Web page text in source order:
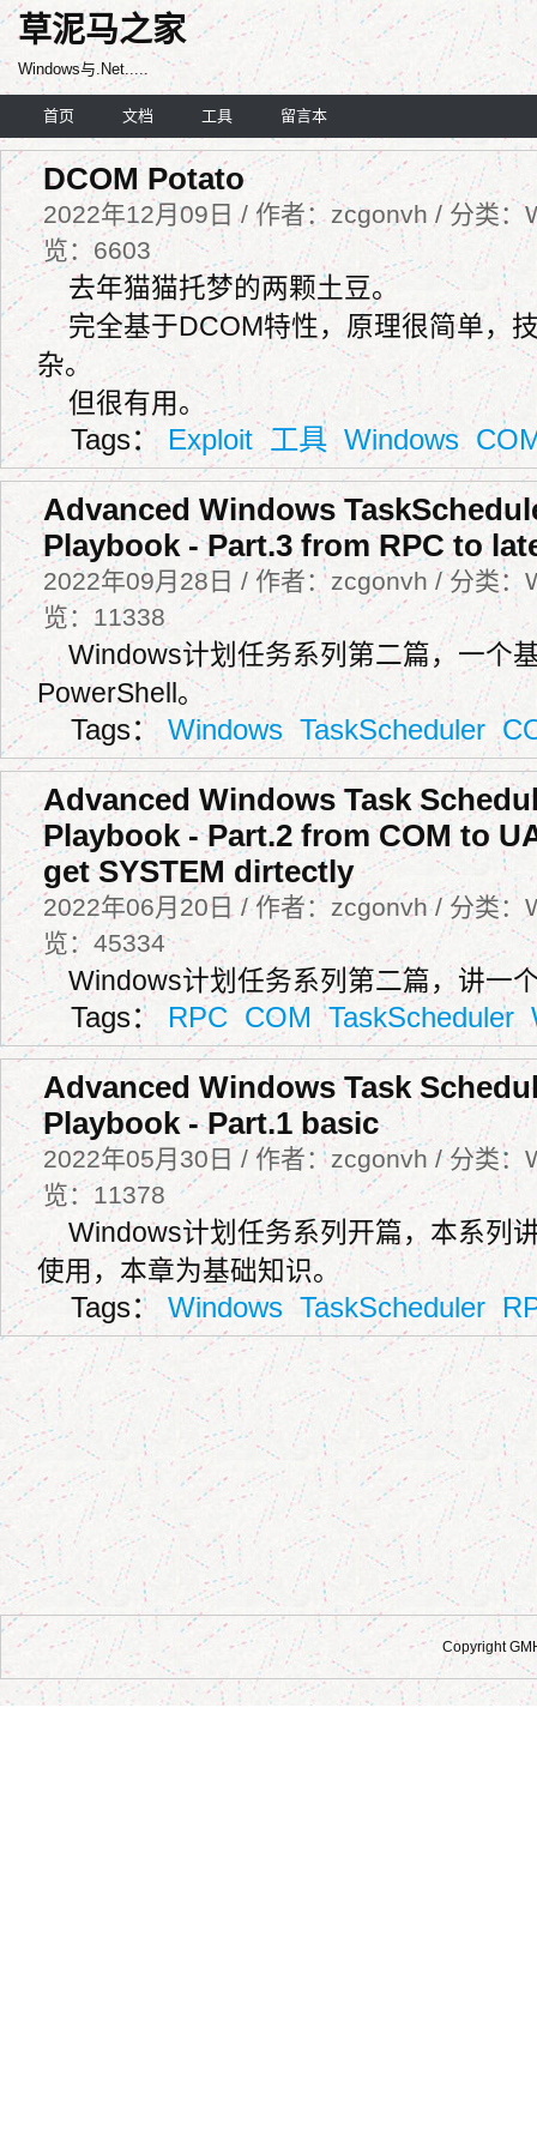
草泥马之家
Windows与.Net.....
首页 文档 工具 留言本
DCOM Potato
2022年12月09日 / 作者：zcgonvh / 分类：
览：6603
去年猫猫托梦的两颗土豆。
完全基于DCOM特性，原理很简单，
杂。
但很有用。
Tags： Exploit 工具 Windows
Advanced Windows
Playbook - Part.3 from RPC to
2022年09月28日 / 作者：zcgonvh / 分类：
览：11338
Windows计划任务系列第二篇，一个
PowerShell。
Tags： Windows TaskScheduler
Advanced Windows Task
Playbook - Part.2 from COM to
get SYSTEM dirtectly
2022年06月20日 / 作者：zcgonvh / 分类：
览：45334
Windows计划任务系列第二篇，讲一
Tags： RPC COM TaskScheduler
Advanced Windows Task
Playbook - Part.1 basic
2022年05月30日 / 作者：zcgonvh / 分类：
览：11378
Windows计划任务系列开篇，本系列
使用，本章为基础知识。
Tags： Windows TaskScheduler
Copyright